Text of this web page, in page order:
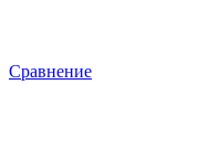
Сравнение